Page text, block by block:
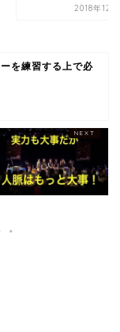
2018年12
を練習する上で必